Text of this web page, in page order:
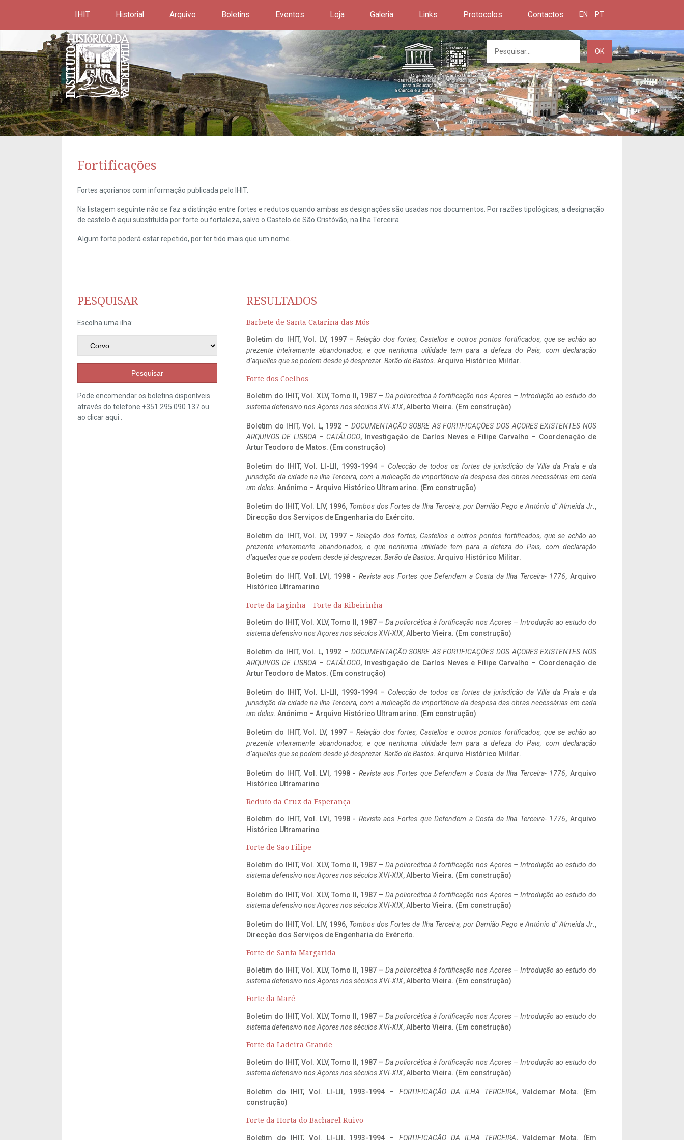
IHIT Historial Arquivo Boletins Eventos Loja Galeria Links Protocolos Contactos EN PT
OK
Fortificações
Fortes açorianos com informação publicada pelo IHIT.
Na listagem seguinte não se faz a distinção entre fortes e redutos quando ambas as designações são usadas nos documentos. Por razões tipológicas, a designação
de castelo é aqui substituída por forte ou fortaleza, salvo o Castelo de São Cristóvão, na Ilha Terceira.
Algum forte poderá estar repetido, por ter tido mais que um nome.
PESQUISAR
Escolha uma ilha:
Pesquisar
Pode encomendar os boletins disponíveis
através do telefone +351 295 090 137 ou
ao clicaraqui
RESULTADOS
Barbete de Santa Catarina das Mós
Boletim do IHIT, Vol. LV, 1997 –Relação dos fortes, Castellos e outros pontos fortificados, que se achão ao
prezente inteiramente abandonados, e que nenhuma utilidade tem para a defeza do Pais, com declaração
d’aquelles que se podem desde já desprezar. Barão de Bastos. Arquivo Histórico Militar.
Forte dos Coelhos
Boletim do IHIT, Vol. XLV, Tomo II, 1987 – Da poliorcética à fortificação nos Açores – Introdução ao estudo do
sistema defensivo nos Açores nos séculos XVI-XIX, Alberto Vieira. (Em construção)
Boletim do IHIT, Vol. L, 1992 – DOCUMENTAÇÃO SOBRE AS FORTIFICAÇÕES DOS AÇORES EXISTENTES NOS
ARQUIVOS DE LISBOA – CATÁLOGO, Investigação de Carlos Neves e Filipe Carvalho – Coordenação de
Artur Teodoro de Matos. (Em construção)
Boletim do IHIT, Vol. LI-LII, 1993-1994 – Colecção de todos os fortes da jurisdição da Villa da Praia e da
jurisdição da cidade na ilha Terceira, com a indicação da importância da despesa das obras necessárias em cada
um deles. Anónimo – Arquivo Histórico Ultramarino. (Em construção)
Boletim do IHIT, Vol. LIV, 1996, Tombos dos Fortes da Ilha Terceira, por Damião Pego e António d’ Almeida Jr.,
Direcção dos Serviços de Engenharia do Exército.
Boletim do IHIT, Vol. LV, 1997 –Relação dos fortes, Castellos e outros pontos fortificados, que se achão ao
prezente inteiramente abandonados, e que nenhuma utilidade tem para a defeza do Pais, com declaração
d’aquelles que se podem desde já desprezar. Barão de Bastos. Arquivo Histórico Militar.
Boletim do IHIT, Vol. LVI, 1998 - Revista aos Fortes que Defendem a Costa da Ilha Terceira- 1776, Arquivo
Histórico Ultramarino
Forte da Laginha – Forte da Ribeirinha
Boletim do IHIT, Vol. XLV, Tomo II, 1987 – Da poliorcética à fortificação nos Açores – Introdução ao estudo do
sistema defensivo nos Açores nos séculos XVI-XIX, Alberto Vieira. (Em construção)
Boletim do IHIT, Vol. L, 1992 – DOCUMENTAÇÃO SOBRE AS FORTIFICAÇÕES DOS AÇORES EXISTENTES NOS
ARQUIVOS DE LISBOA – CATÁLOGO, Investigação de Carlos Neves e Filipe Carvalho – Coordenação de
Artur Teodoro de Matos. (Em construção)
Boletim do IHIT, Vol. LI-LII, 1993-1994 – Colecção de todos os fortes da jurisdição da Villa da Praia e da
jurisdição da cidade na ilha Terceira, com a indicação da importância da despesa das obras necessárias em cada
um deles. Anónimo – Arquivo Histórico Ultramarino. (Em construção)
Boletim do IHIT, Vol. LV, 1997 –Relação dos fortes, Castellos e outros pontos fortificados, que se achão ao
prezente inteiramente abandonados, e que nenhuma utilidade tem para a defeza do Pais, com declaração
d’aquelles que se podem desde já desprezar. Barão de Bastos. Arquivo Histórico Militar.
Boletim do IHIT, Vol. LVI, 1998 - Revista aos Fortes que Defendem a Costa da Ilha Terceira- 1776, Arquivo
Histórico Ultramarino
Reduto da Cruz da Esperança
Boletim do IHIT, Vol. LVI, 1998 - Revista aos Fortes que Defendem a Costa da Ilha Terceira- 1776, Arquivo
Histórico Ultramarino
Forte de São Filipe
Boletim do IHIT, Vol. XLV, Tomo II, 1987 – Da poliorcética à fortificação nos Açores – Introdução ao estudo do
sistema defensivo nos Açores nos séculos XVI-XIX, Alberto Vieira. (Em construção)
Boletim do IHIT, Vol. XLV, Tomo II, 1987 – Da poliorcética à fortificação nos Açores – Introdução ao estudo do
sistema defensivo nos Açores nos séculos XVI-XIX, Alberto Vieira. (Em construção)
Boletim do IHIT, Vol. LIV, 1996, Tombos dos Fortes da Ilha Terceira, por Damião Pego e António d’ Almeida Jr.,
Direcção dos Serviços de Engenharia do Exército.
Forte de Santa Margarida
Boletim do IHIT, Vol. XLV, Tomo II, 1987 – Da poliorcética à fortificação nos Açores – Introdução ao estudo do
sistema defensivo nos Açores nos séculos XVI-XIX, Alberto Vieira. (Em construção)
Forte da Maré
Boletim do IHIT, Vol. XLV, Tomo II, 1987 – Da poliorcética à fortificação nos Açores – Introdução ao estudo do
sistema defensivo nos Açores nos séculos XVI-XIX, Alberto Vieira. (Em construção)
Forte da Ladeira Grande
Boletim do IHIT, Vol. XLV, Tomo II, 1987 – Da poliorcética à fortificação nos Açores – Introdução ao estudo do
sistema defensivo nos Açores nos séculos XVI-XIX, Alberto Vieira. (Em construção)
Boletim do IHIT, Vol. LI-LII, 1993-1994 – FORTIFICAÇÃO DA ILHA TERCEIRA, Valdemar Mota. (Em
construção)
Forte da Horta do Bacharel Ruivo
Boletim do IHIT, Vol. LI-LII, 1993-1994 – FORTIFICAÇÃO DA ILHA TERCEIRA, Valdemar Mota. (Em